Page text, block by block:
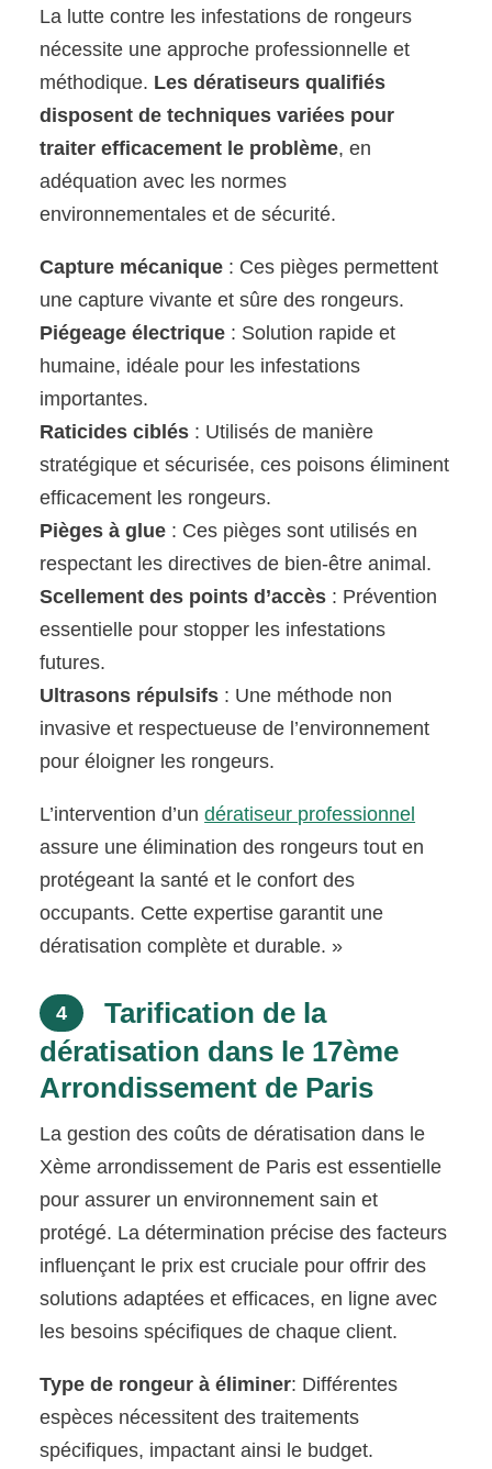
La lutte contre les infestations de rongeurs
nécessite une approche professionnelle et
méthodique. Les dératiseurs qualifiés
disposent de techniques variées pour
traiter efficacement le problème, en
adéquation avec les normes
environnementales et de sécurité.
Capture mécanique : Ces pièges permettent
une capture vivante et sûre des rongeurs.
Piégeage électrique : Solution rapide et
humaine, idéale pour les infestations
importantes.
Raticides ciblés : Utilisés de manière
stratégique et sécurisée, ces poisons éliminent
efficacement les rongeurs.
Pièges à glue : Ces pièges sont utilisés en
respectant les directives de bien-être animal.
Scellement des points d’accès : Prévention
essentielle pour stopper les infestations
futures.
Ultrasons répulsifs : Une méthode non
invasive et respectueuse de l’environnement
pour éloigner les rongeurs.
L’intervention d’undératiseur professionnel
assure une élimination des rongeurs tout en
protégeant la santé et le confort des
occupants. Cette expertise garantit une
dératisation complète et durable. »
4
Tarification de la
dératisation dans le 17ème
Arrondissement de Paris
La gestion des coûts de dératisation dans le
Xème arrondissement de Paris est essentielle
pour assurer un environnement sain et
protégé. La détermination précise des facteurs
influençant le prix est cruciale pour offrir des
solutions adaptées et efficaces, en ligne avec
les besoins spécifiques de chaque client.
Type de rongeur à éliminer: Différentes
espèces nécessitent des traitements
spécifiques, impactant ainsi le budget.